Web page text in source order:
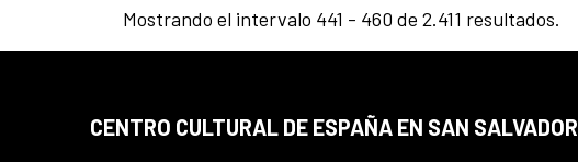
Mostrando el intervalo 441 - 460 de 2.411 resultados.
CENTRO CULTURAL DE ESPAÑA EN SAN SALVADOR